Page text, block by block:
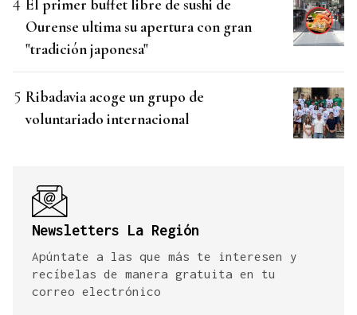
El primer buffet libre de sushi de
Ourense ultima su apertura con gran
"tradición japonesa"
Ribadavia acoge un grupo de
voluntariado internacional
Newsletters La Región
Apúntate a las que más te interesen y
recíbelas de manera gratuita en tu
correo electrónico